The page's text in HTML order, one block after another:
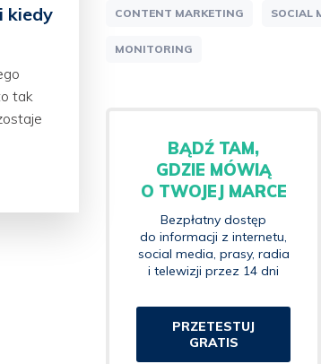
kiedy
tak
CONTENT MARKETING SOCIAL
MONITORING
BĄDŹ TAM,
GDZIE MÓWIĄ
O TWOJEJ MARCE
Bezpłatny dostęp
do informacji z internetu,
social media, prasy, radia
i telewizji przez 14 dni
PRZETESTUJ
GRATIS